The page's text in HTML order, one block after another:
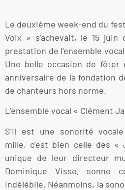
Le deuxième week-end du
Voix » s’achevait, le 15 juin
prestation de l’ensemble
Une belle occasion de
anniversaire de la fondation
de chanteurs hors norme.
L’ensemble vocal « Clément
S’il est une sonorité
mille, c’est bien celle des
unique de leur directeur
Dominique Visse, sonne
indélébile. Néanmoins, la